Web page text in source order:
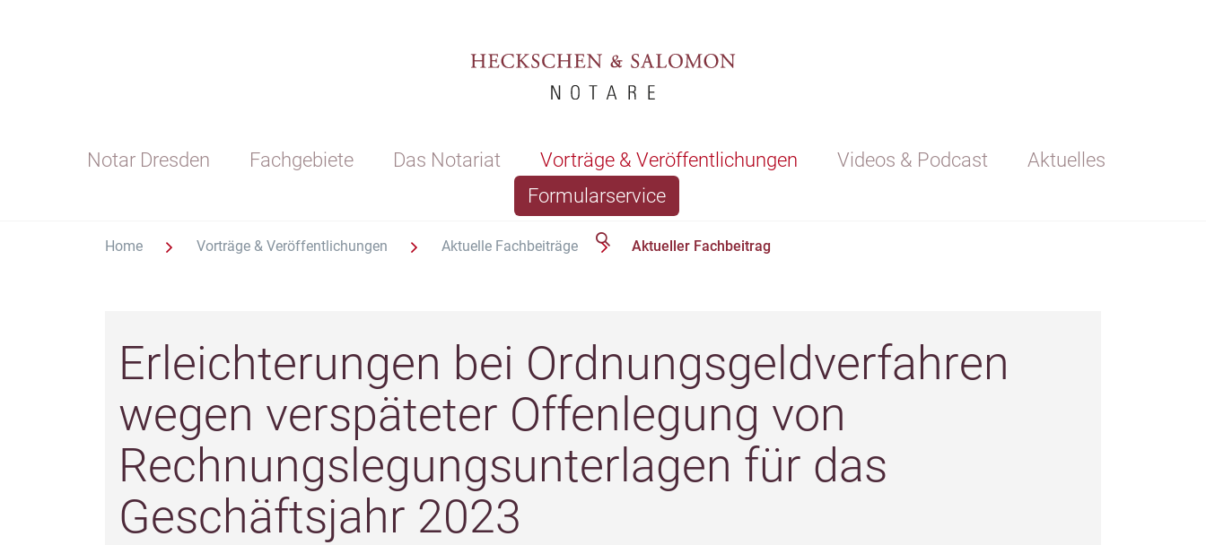
Notar Dresden Fachgebiete Das Notariat Vorträge & Veröffentlichungen Videos & Podcast
Aktuelles
Formularservice
Home Vorträge & Veröffentlichungen Aktuelle Fachbeiträge Aktueller Fachbeitrag
Erleichterungen bei Ordnungsgeldverfahren
wegen verspäteter Offenlegung von
Rechnungslegungsunterlagen für das
Geschäftsjahr 2023